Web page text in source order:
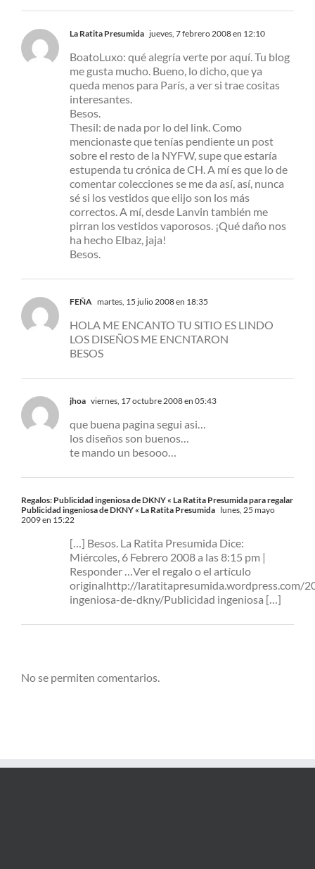
La Ratita Presumida jueves, 7 febrero 2008 en 12:10
BoatoLuxo: qué alegría verte por aquí. Tu blog
me gusta mucho. Bueno, lo dicho, que ya
queda menos para París, a ver si trae cositas
interesantes.
Besos.
Thesil: de nada por lo del link. Como
mencionaste que tenías pendiente un post
sobre el resto de la NYFW, supe que estaría
estupenda tu crónica de CH. A mí es que lo de
comentar colecciones se me da así, así, nunca
sé si los vestidos que elijo son los más
correctos. A mí, desde Lanvin también me
pirran los vestidos vaporosos. ¡Qué daño nos
ha hecho Elbaz, jaja!
Besos.
FEÑA martes, 15 julio 2008 en 18:35
HOLA ME ENCANTO TU SITIO ES LINDO
LOS DISEÑOS ME ENCNTARON
BESOS
jhoa viernes, 17 octubre 2008 en 05:43
que buena pagina segui asi…
los diseños son buenos…
te mando un besooo…
Regalos: Publicidad ingeniosa de DKNY « La Ratita Presumida para regalar
Publicidad ingeniosa de DKNY « La Ratita Presumida lunes, 25 mayo
2009 en 15:22
[…] Besos. La Ratita Presumida Dice:
Miércoles, 6 Febrero 2008 a las 8:15 pm |
Responder …Ver el regalo o el artículo
originalhttp://laratitapresumida.wordpress.com/
ingeniosa-de-dkny/Publicidad ingeniosa […]
No se permiten comentarios.